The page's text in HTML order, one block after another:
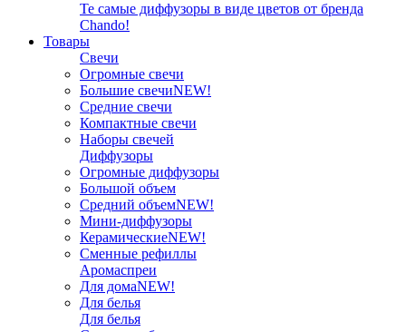
Те самые диффузоры в виде цветов от бренда
Chando!
Товары
Свечи
Огромные свечи
Большие свечиNEW!
Средние свечи
Компактные свечи
Наборы свечей
Диффузоры
Огромные диффузоры
Большой объем
Средний объемNEW!
Мини-диффузоры
КерамическиеNEW!
Сменные рефиллы
Аромаспреи
Для домаNEW!
Для белья
Для белья